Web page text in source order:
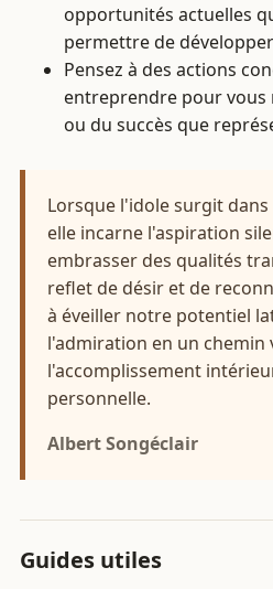
opportunités actuelles
permettre de
Pensez à des actions
entreprendre pour
ou du succès que
Lorsque l'idole surgit
elle incarne l'aspiration
embrasser des qualités
reflet de désir et de
à éveiller notre potentiel
l'admiration en un chemin
l'accomplissement
personnelle.
Albert Songéclair
Guides utiles